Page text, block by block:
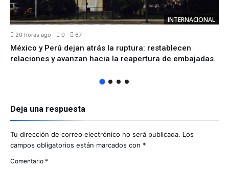
INTERNACIONAL
20 horas ago 0 67
México y Perú dejan atrás la ruptura: restablecen
relaciones y avanzan hacia la reapertura de embajadas.
Deja una respuesta
Tu dirección de correo electrónico no será publicada. Los
campos obligatorios están marcados con *
Comentario *